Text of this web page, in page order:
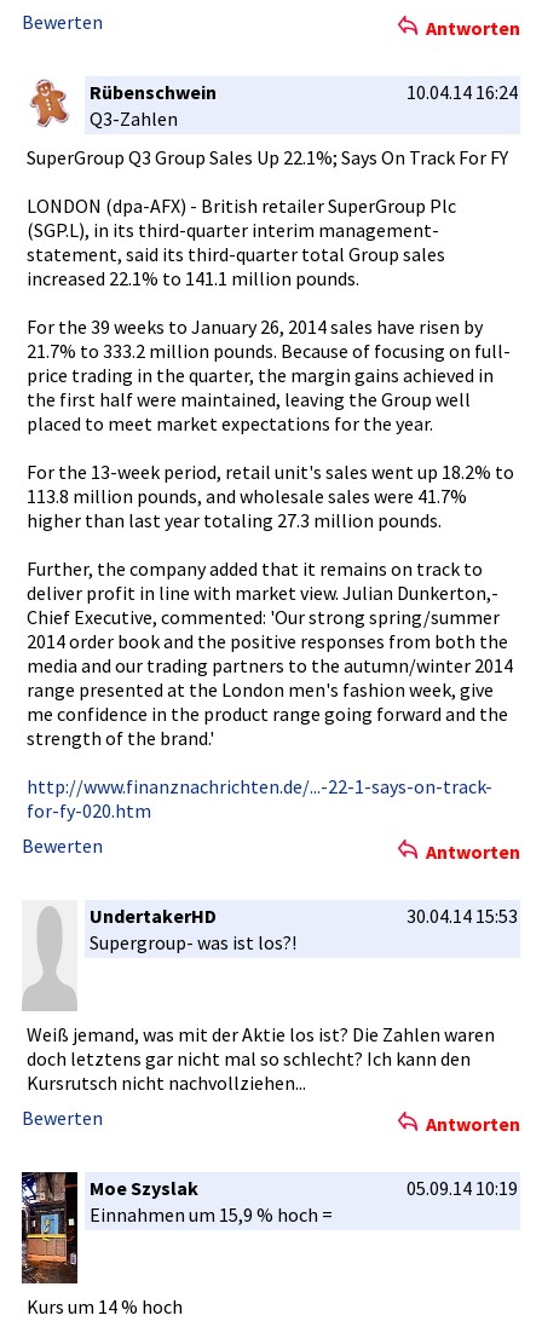
Bewerten
Antworten
Rübenschwein
10.04.14 16:24
Q3-Zahlen
SuperGroup­ Q3 Group Sales Up 22.1%; Says On Track For FY
LONDON (dpa-AFX) - British retailer SuperGroup­ Plc
(SGP.L), in its third-quar­ter interim management­
statement,­ said its third-quar­ter total Group sales
increased 22.1% to 141.1 million pounds.
For the 39 weeks to January 26, 2014 sales have risen by
21.7% to 333.2 million pounds. Because of focusing on full-
price­ trading in the quarter, the margin gains achieved in
the first half were maintained­, leaving the Group well
placed to meet market expectatio­ns for the year.
For the 13-week period, retail unit's sales went up 18.2% to
113.8 million pounds, and wholesale sales were 41.7%
higher than last year totaling 27.3 million pounds.
Further, the company added that it remains on track to
deliver profit in line with market view. Julian Dunkerton,­
Chief Executive,­ commented:­ 'Our strong spring/sum­mer
2014 order book and the positive responses from both the
media and our trading partners to the autumn/win­ter 2014
range presented at the London men's fashion week, give
me confidence­ in the product range going forward and the
strength of the brand.'
http://www­.finanznac­hrichten.d­e/...-22-1­-says-on-t­rack-
for-f­y-020.htm
Bewerten
Antworten
UndertakerHD
30.04.14 15:53
Supergroup­- was ist los?!
Weiß jemand, was mit der Aktie los ist? Die Zahlen waren
doch letztens gar nicht mal so schlecht? Ich kann den
Kursrutsch­ nicht nachvollzi­ehen...
Bewerten
Antworten
Moe Szyslak
05.09.14 10:19
Einnahmen um 15,9 % hoch =
Kurs um 14 % hoch